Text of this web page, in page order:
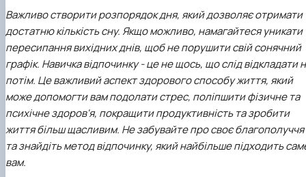
Важливо створити розпорядок дня, який дозволяє отримати
достатню кількість сну. Якщо можливо, намагайтеся уникати
пересипання вихідних днів, щоб не порушити свій сонячний
графік. Навичка відпочинку - це не щось, що слід відкладати
потім. Це важливий аспект здорового способу життя, який
може допомогти вам подолати стрес, поліпшити фізичне та
психічне здоров'я, покращити продуктивність та зробити
життя більш щасливим. Не забувайте про своє благополуччя
та знайдіть метод відпочинку, який найбільше підходить
вам.